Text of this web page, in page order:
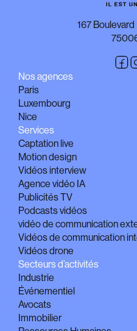
167
Nos agences
Paris
Luxembourg
Nice
Services
Captation live
Motion design
Vidéos interview
Agence vidéo IA
Publicités TV
Podcasts vidéos
vidéo de communication
Vidéos de communication
Vidéos drone
Secteurs d’activités
Industrie
Événementiel
Avocats
Immobilier